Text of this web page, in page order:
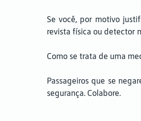
Se você, por motivo
revista física ou detector
Como se trata de uma
Passageiros que se
segurança. Colabore.